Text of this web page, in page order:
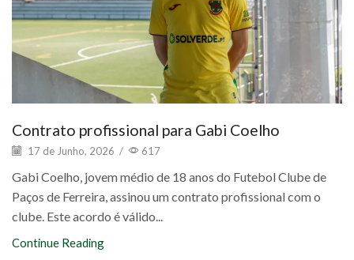
Contrato profissional para Gabi Coelho
17 de Junho, 2026 / 617
Gabi Coelho, jovem médio de 18 anos do Futebol Clube de
Paços de Ferreira, assinou um contrato profissional com o
clube. Este acordo é válido...
Continue Reading